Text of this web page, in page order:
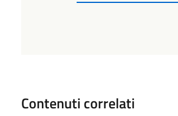
Contenuti correlati